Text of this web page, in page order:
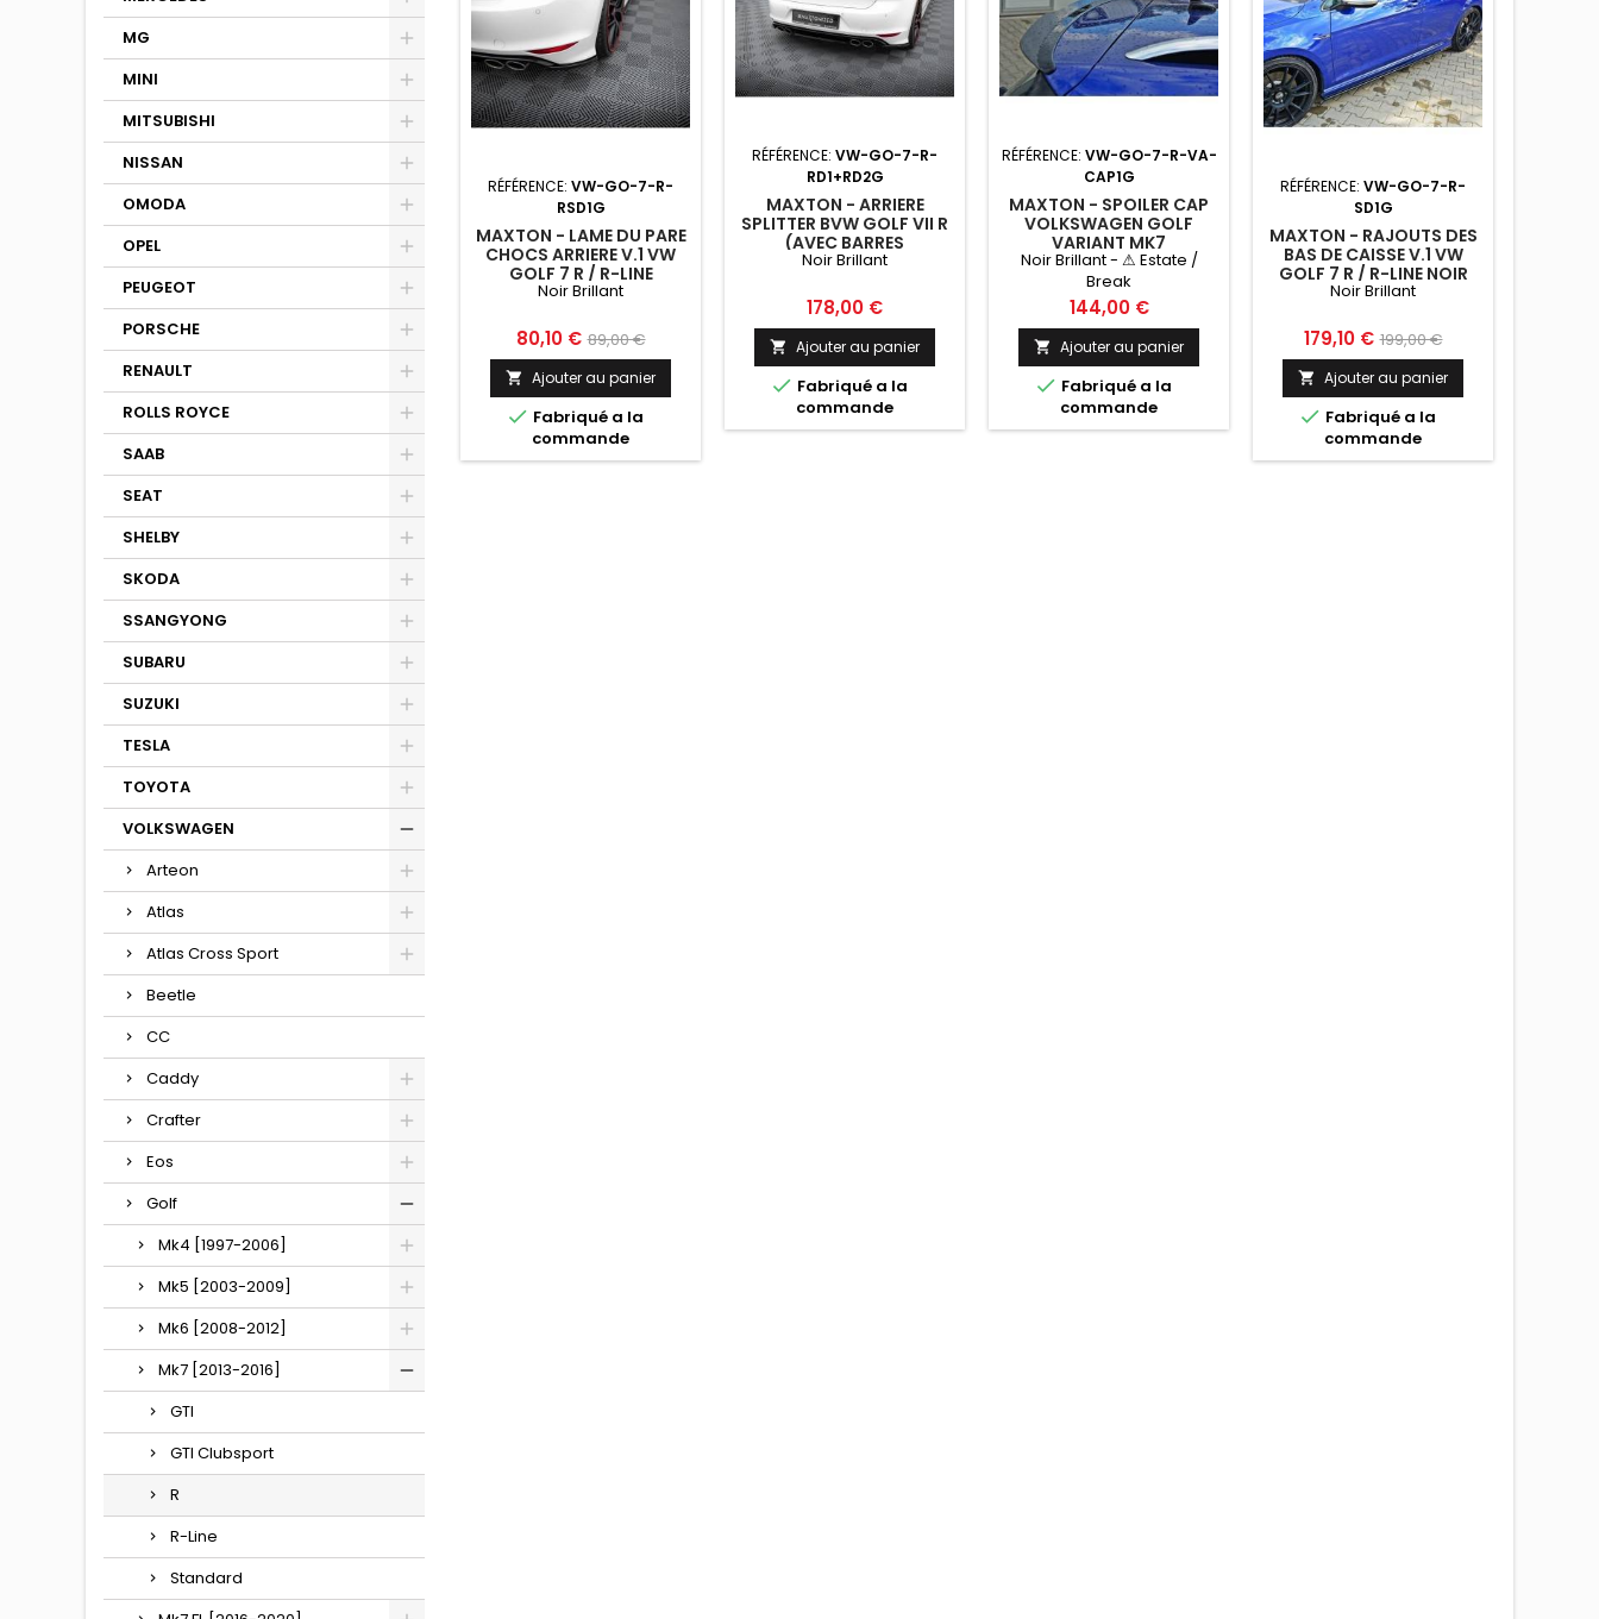
MG
MINI
MITSUBISHI
NISSAN
OMODA
OPEL
PEUGEOT
PORSCHE
RENAULT
ROLLS ROYCE
SAAB
SEAT
SHELBY
SKODA
SSANGYONG
SUBARU
SUZUKI
TESLA
TOYOTA
VOLKSWAGEN
Arteon
Atlas
Atlas Cross Sport
Beetle
CC
Caddy
Crafter
Eos
Golf
Mk4 [1997-2006]
Mk5 [2003-2009]
Mk6 [2008-2012]
Mk7 [2013-2016]
GTI
GTI Clubsport
R
R-Line
Standard
RÉFÉRENCE: VW-GO-7-R-
RSD1G
MAXTON - LAME DU PARE
CHOCS ARRIERE V.1 VW
GOLF 7 R / R-LINE
Noir Brillant
Prix
80,10 € Prix
de
base
89,00 €
 Ajouter au panier
 Fabriqué a la
commande
RÉFÉRENCE: VW-GO-7-R-
RD1+RD2G
MAXTON - ARRIERE
SPLITTER BVW GOLF VII R
(AVEC BARRES
VERTICALES)
Noir Brillant
Prix
178,00 €
 Ajouter au panier
 Fabriqué a la
commande
RÉFÉRENCE: VW-GO-7-R-VA-
CAP1G
MAXTON - SPOILER CAP
VOLKSWAGEN GOLF
VARIANT MK7
Noir Brillant - ⚠ Estate /
Break
Prix
144,00 €
 Ajouter au panier
 Fabriqué a la
commande
RÉFÉRENCE: VW-GO-7-R-
SD1G
MAXTON - RAJOUTS DES
BAS DE CAISSE V.1 VW
GOLF 7 R / R-LINE NOIR
BRILLANT
Noir Brillant
Prix
179,10 € Prix
de
base
199,00 €
 Ajouter au panier
 Fabriqué a la
commande